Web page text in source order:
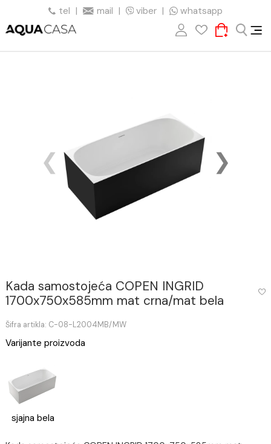
tel | mail | viber | whatsapp
Kada samostojeća COPEN INGRID
1700x750x585mm mat crna/mat bela
Varijante proizvoda